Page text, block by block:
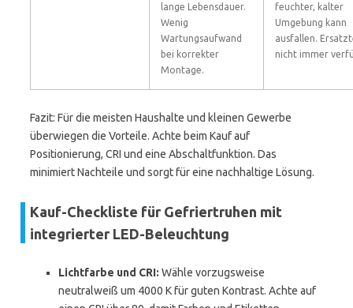
lange Lebensdauer.
Wenig
Wartungsaufwand
bei korrekter
Montage.
feuchter, kalter
Umgebung kann
ausfallen.
nicht immer
Fazit: Für die meisten Haushalte und kleinen Gewerbe
überwiegen die Vorteile. Achte beim Kauf auf
Positionierung, CRI und eine Abschaltfunktion. Das
minimiert Nachteile und sorgt für eine nachhaltige Lösung.
Kauf-Checkliste für Gefriertruhen mit
integrierter LED-Beleuchtung
Lichtfarbe und CRI: Wähle vorzugsweise
neutralweiß um 4000 K für guten Kontrast. Achte auf